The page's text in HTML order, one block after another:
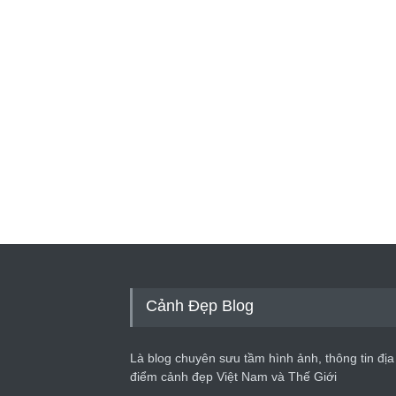
Cảnh Đẹp Blog
Là blog chuyên sưu tầm hình ảnh, thông tin địa
điểm cảnh đẹp Việt Nam và Thế Giới